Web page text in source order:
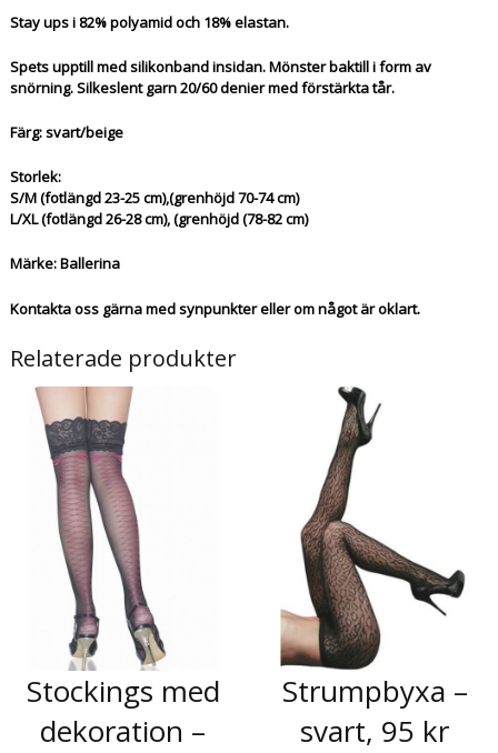
Stay ups i 82% polyamid och 18% elastan.
Spets upptill med silikonband insidan. Mönster baktill i form av
snörning. Silkeslent garn 20/60 denier med förstärkta tår.
Färg: svart/beige
Storlek:
S/M (fotlängd 23-25 cm),(grenhöjd 70-74 cm)
L/XL (fotlängd 26-28 cm), (grenhöjd (78-82 cm)
Märke: Ballerina
Kontakta oss gärna med synpunkter eller om något är oklart.
Relaterade produkter
Stockings med
dekoration –
Strumpbyxa –
svart, 95 kr